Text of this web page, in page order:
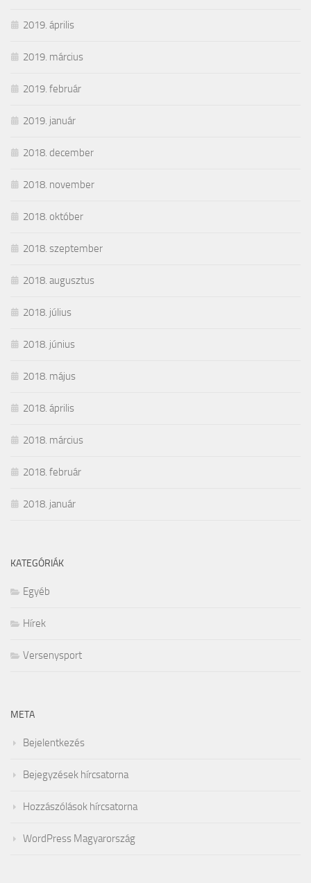
2019. április
2019. március
2019. február
2019. január
2018. december
2018. november
2018. október
2018. szeptember
2018. augusztus
2018. július
2018. június
2018. május
2018. április
2018. március
2018. február
2018. január
KATEGÓRIÁK
Egyéb
Hírek
Versenysport
META
Bejelentkezés
Bejegyzések hírcsatorna
Hozzászólások hírcsatorna
WordPress Magyarország